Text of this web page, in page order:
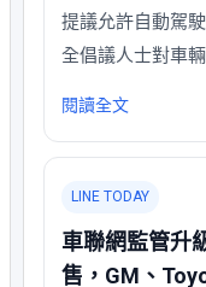
提議允許自動駕
全倡議人士對車輛
閱讀全文
LINE TODAY
車聯網監管升
售，GM、